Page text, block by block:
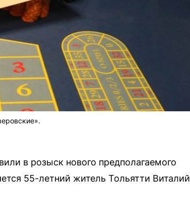
в розыск нового предполагаемого
55-летний житель Тольятти Виталий